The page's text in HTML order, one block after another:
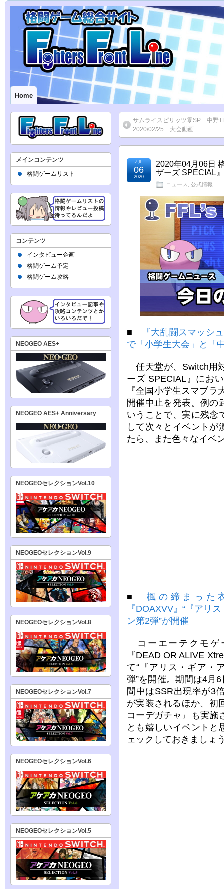
Home
サムライスピリッツ零SP 中
2020/02/25 大会動画
2020年04月06日
ザーズ SPECIAL
ニュース 公式情報
4月
06
2020
■
『大乱闘スマッシ
で「小学生大会」と「
任天堂が、Switch用
ーズ SPECIAL』にお
『全国小学生スマブ
開催中止を発表。例の
いうことで、実に残念
して次々とイベントが
たら、また色々なイベ
■楓の締まった
『DOAXVV』“『アリ
ン第2弾”が開催
コーエーテクモゲ
『DEAD OR ALIVE
て“『アリス・ギア・
弾”を開催。期間は4月
間中はSSR出現率が3
が実装されるほか、初
コーデガチャ』も実施
とも嬉しいイベントと
ェックしておきましょ
メインコンテンツ
格闘ゲームリスト
コンテンツ
インタビュー企画
格闘ゲーム予定
格闘ゲーム攻略
NEOGEO AES+
NEOGEO AES+ Anniversary
NEOGEOセレクションVol.10
NEOGEOセレクションVol.9
NEOGEOセレクションVol.8
NEOGEOセレクションVol.7
NEOGEOセレクションVol.6
NEOGEOセレクションVol.5